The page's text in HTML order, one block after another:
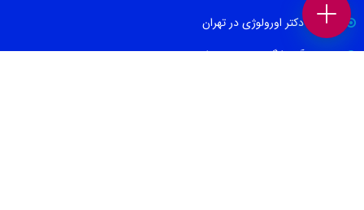
بهترین دکتر اورولوژی در تهران
بهترین آموزشگاه موسیقی تهران